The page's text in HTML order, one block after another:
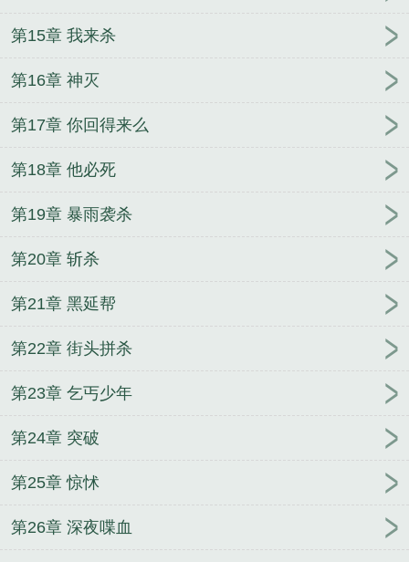
第15章 我来杀
第16章 神灭
第17章 你回得来么
第18章 他必死
第19章 暴雨袭杀
第20章 斩杀
第21章 黑延帮
第22章 街头拼杀
第23章 乞丐少年
第24章 突破
第25章 惊怵
第26章 深夜喋血